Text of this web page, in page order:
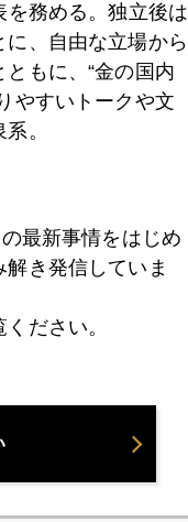
に
務める。独立後は
、自由な立場から
もに、“金の国内
やすいトークや文
。
最新事情をはじめ
き発信していま
ださい。